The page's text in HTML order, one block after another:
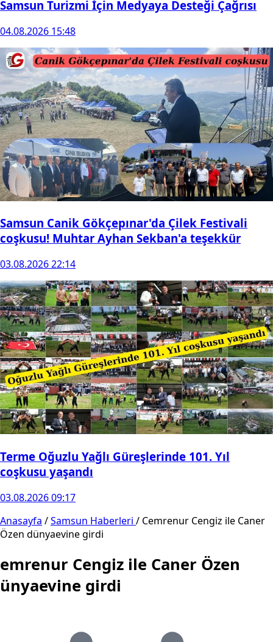
Samsun Turizmi İçin Medyaya Desteği Çağrısı
04.08.2026 15:48
Samsun Canik Gökçepınar'da Çilek Festivali
coşkusu! Muhtar Ayhan Sekban'a teşekkür
03.08.2026 22:14
Terme Oğuzlu Yağlı Güreşlerinde 101. Yıl
coşkusu yaşandı
03.08.2026 09:17
Anasayfa /Samsun Haberleri / Cemrenur Cengiz ile Caner
Özen dünyaevine girdi
Cengiz ile Caner Özen
girdi